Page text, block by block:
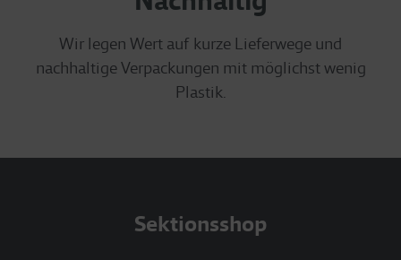
Wir legen Wert auf kurze Lieferwege und
nachhaltige Verpackungen mit möglichst wenig
Plastik.
Sektionsshop